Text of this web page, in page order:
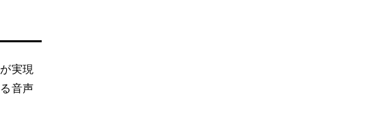
実現
音声